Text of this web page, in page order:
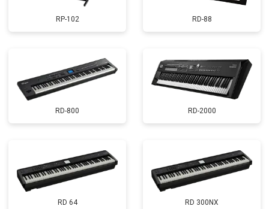
RP-102 RD-88
RD-800 RD-2000
RD 64 RD 300NX